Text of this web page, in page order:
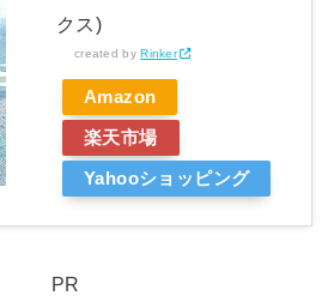
クス)
created byRinker
Amazon
楽天市場
Yahooショッピング
PR